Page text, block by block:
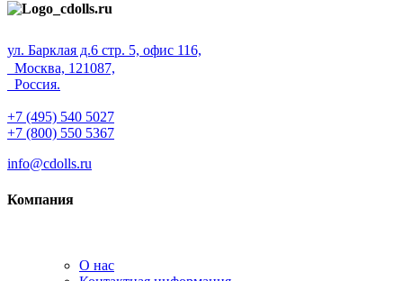
ул. Барклая д.6 стр. 5, офис 116,
Москва, 121087,
Россия.
+7 (495) 540 5027
+7 (800) 550 5367
info@cdolls.ru
Компания
О нас